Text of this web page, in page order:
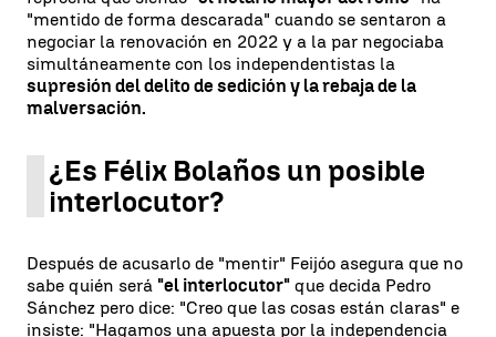
"mentido de forma descarada" cuando se sentaron a
negociar la renovación en 2022 y a la par negociaba
simultáneamente con los independentistas la
supresión del delito de sedición y la rebaja de la
malversación.
¿Es Félix Bolaños un posible
interlocutor?
Después de acusarlo de "mentir" Feijóo asegura que no
sabe quién será "el interlocutor" que decida Pedro
Sánchez pero dice: "Creo que las cosas están claras" e
insiste: "Hagamos una apuesta por la independencia